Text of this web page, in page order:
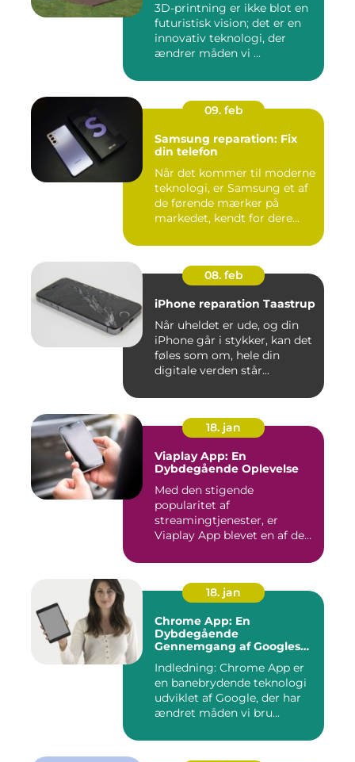
3D-printning er ikke blot en
futuristisk vision; det er en
innovativ teknologi, der
ændrer måden vi ...
09. feb
Samsung reparation: Fix
din telefon
Når det kommer til moderne
teknologi, er Samsung et af
de førende mærker på
markedet, kendt for dere...
08. feb
iPhone reparation Taastrup
Når uheldet er ude, og din
iPhone går i stykker, kan det
føles som om, hele din
digitale verden står...
18. jan
Viaplay App: En
Dybdegående Oplevelse
Med den stigende
popularitet af
streamingtjenester, er
Viaplay App blevet en af de
18. jan
Chrome App: En
Dybdegående
Gennemgang af Googles
applikationer
Indledning: Chrome App er
en banebrydende teknologi
udviklet af Google, der har
ændret måden vi bru...